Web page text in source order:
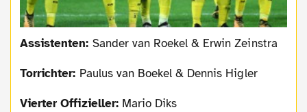
Assistenten: Sander van Roekel & Erwin Zeinstra
Torrichter: Paulus van Boekel & Dennis Higler
Vierter Offizieller:Mario Diks